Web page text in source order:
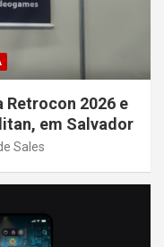
Retrocon 2026 e
em Salvador
Sales